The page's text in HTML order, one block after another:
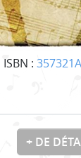
ISBN :
+ DE